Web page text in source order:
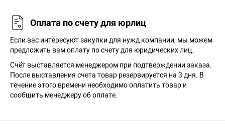
Оплата по счету для юрлиц
Если вас интересуют закупки для нужд компании, мы можем
предложить вам оплату по счету для юридических лиц.
Счёт выставляется менеджером при подтверждении заказа.
После выставления счета товар резервируется на 3 дня. В
течение этого времени необходимо оплатить товар и
сообщить менеджеру об оплате.